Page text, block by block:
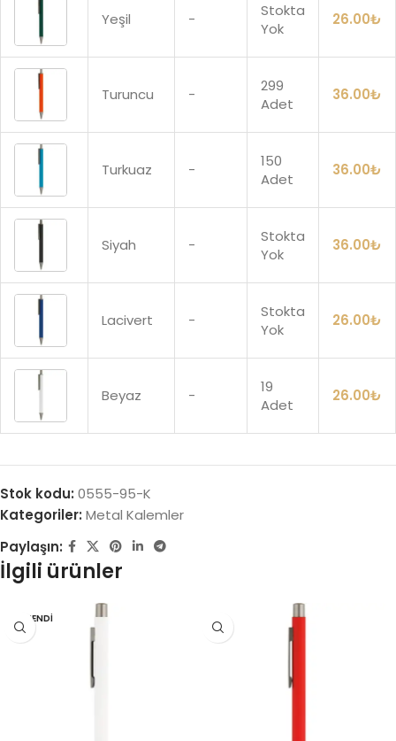
Yeşil -
Stokta
Yok
26.00₺
Turuncu -
299
Adet
36.00₺
Turkuaz -
150
Adet
36.00₺
Siyah -
Stokta
Yok
36.00₺
Lacivert -
Stokta
Yok
26.00₺
Beyaz -
19
Adet
26.00₺
Stok kodu: 0555-95-K
Kategoriler: Metal Kalemler
Paylaşın:
İlgili ürünler
TÜKENDI